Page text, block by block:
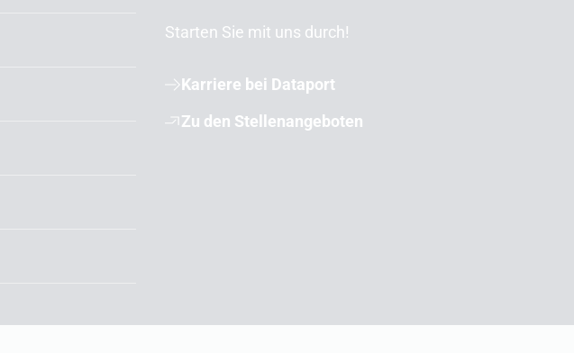
Starten Sie mit uns durch!
Karriere bei Dataport
Zu den Stellenangeboten